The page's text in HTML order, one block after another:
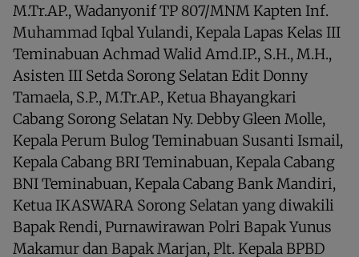
M.Tr.AP., Wadanyonif TP 807/MNM Kapten Inf.
Muhammad Iqbal Yulandi, Kepala Lapas Kelas III
Teminabuan Achmad Walid Amd.IP., S.H., M.H.,
Asisten III Setda Sorong Selatan Edit Donny
Tamaela, S.P., M.Tr.AP., Ketua Bhayangkari
Cabang Sorong Selatan Ny. Debby Gleen Molle,
Kepala Perum Bulog Teminabuan Susanti Ismail,
Kepala Cabang BRI Teminabuan, Kepala Cabang
BNI Teminabuan, Kepala Cabang Bank Mandiri,
Ketua IKASWARA Sorong Selatan yang diwakili
Bapak Rendi, Purnawirawan Polri Bapak Yunus
Makamur dan Bapak Marjan, Plt. Kepala BPBD